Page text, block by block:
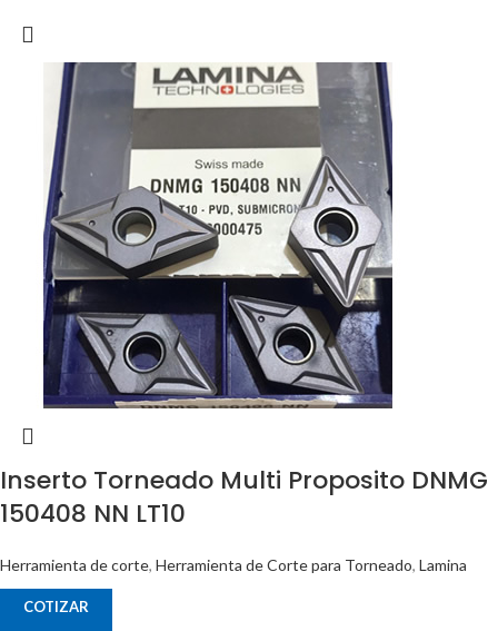
Inserto Torneado Multi Proposito DNMG
150408 NN LT10
Herramienta de corte, Herramienta de Corte para Torneado, Lamina
COTIZAR